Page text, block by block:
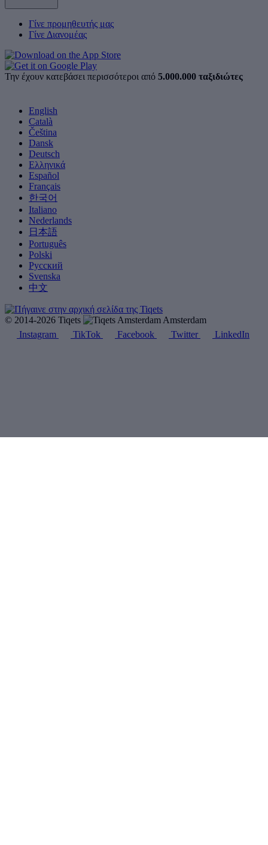
Γίνε προμηθευτής μας
Γίνε Διανομέας
Την έχουν κατεβάσει περισσότεροι από 5.000.000 ταξιδιώτες
English
Català
Čeština
Dansk
Deutsch
Ελληνικά
Español
Français
한국어
Italiano
Nederlands
日本語
Português
Polski
Русский
Svenska
中文
© 2014-2026 Tiqets
Amsterdam
Instagram
TikTok Facebook Twitter LinkedIn